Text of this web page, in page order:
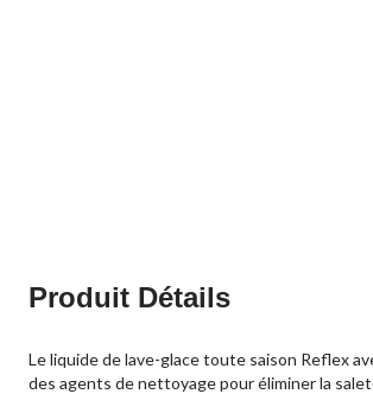
Produit Détails
Le liquide de lave-glace toute saison Reflex
des agents de nettoyage pour éliminer la